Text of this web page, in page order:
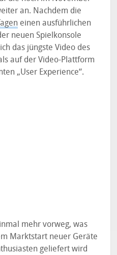
an. Nachdem die
einen ausführlichen
neuen Spielkonsole
das jüngste Video des
auf der Video-Plattform
„User Experience“.
mehr vorweg, was
Marktstart neuer Geräte
geliefert wird